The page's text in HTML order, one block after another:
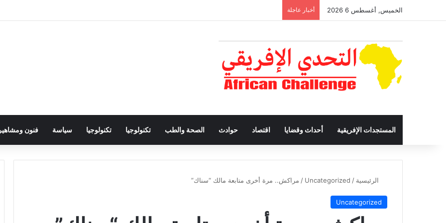
الخميس, أغسطس 6 2026 أخبار عاجلة
المستجدات الإفريقية أحداث وقضايا اقتصاد حوادث الصحة والطب تكنولوجيا تكنولوجيا سياسة فنون ومشاهير
الرئيسية /
Uncategorized
/ مراكش.. مرة أخرى متابعة مالك “سناك”
Uncategorized